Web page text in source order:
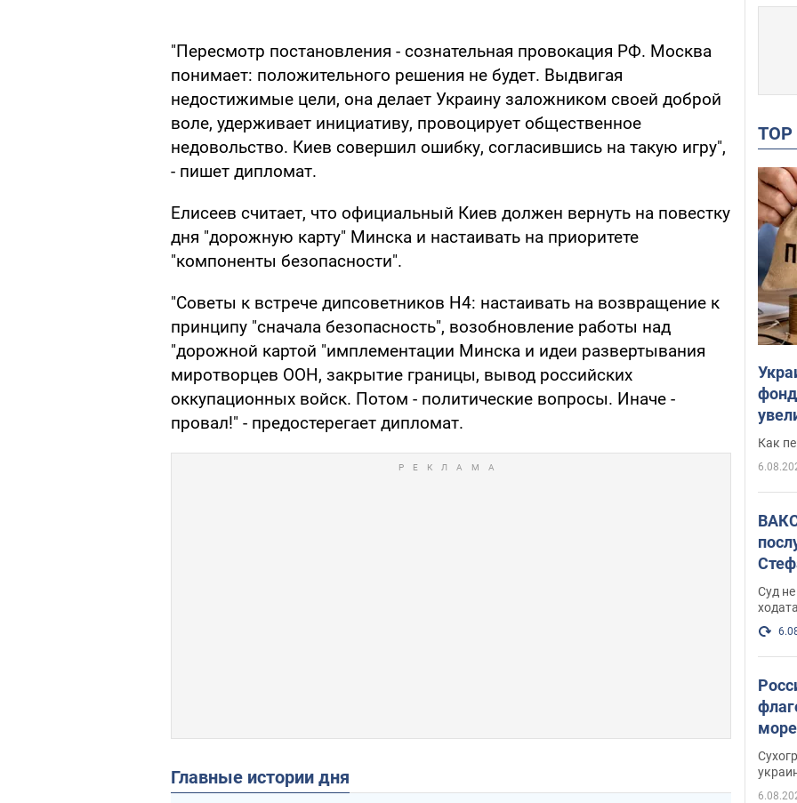
"Пересмотр постановления - сознательная провокация РФ. Москва
понимает: положительного решения не будет. Выдвигая
недостижимые цели, она делает Украину заложником своей доброй
воле, удерживает инициативу, провоцирует общественное
недовольство. Киев совершил ошибку, согласившись на такую игру",
- пишет дипломат.
Елисеев считает, что официальный Киев должен вернуть на повестку
дня "дорожную карту" Минска и настаивать на приоритете
"компоненты безопасности".
"Советы к встрече дипсоветников Н4: настаивать на возвращение к
принципу "сначала безопасность", возобновление работы над
"дорожной картой "имплементации Минска и идеи развертывания
миротворцев ООН, закрытие границы, вывод российских
оккупационных войск. Потом - политические вопросы. Иначе -
провал!" - предостерегает дипломат.
Главные истории дня
не
Как
деле
Суд